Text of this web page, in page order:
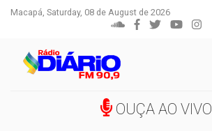
Macapá, Saturday, 08 de August de 2026
OUÇA AO VIVO